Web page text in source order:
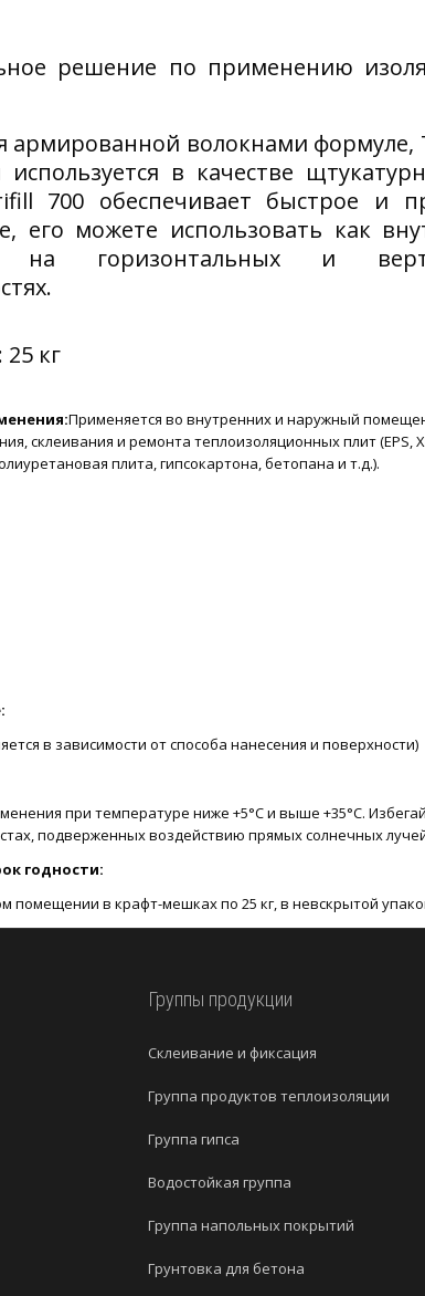
решение по применению
армированной волокнами формуле,
используется в качестве
700 обеспечивает быстрое и
его можете использовать как
на горизонтальных и
кг
Применяется во внутренних и наружный
склеивания и ремонта теплоизоляционных плит (EPS,
плита, гипсокартона, бетопана и т.д.).
в зависимости от способа нанесения и поверхности)
при температуре ниже +5°C и выше +35°C.
подверженных воздействию прямых солнечных
годности:
помещении в крафт-мешках по 25 кг, в невскрытой
Группы продукции
Cклеивание и фиксация
Группа продуктов теплоизоляции
Группа гипса
Водостойкая группа
Группа напольных покрытий
Грунтовка для бетона